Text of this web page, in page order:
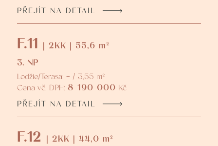
PŘEJÍT NA DETAIL
F.11 | 2KK | 55,6 m²
3. NP
Lodžie/Terasa: - / 3,55 m²
Cena vč. DPH: 8 190 000 Kč
PŘEJÍT NA DETAIL
F.12
| 2KK | 44,0 m²